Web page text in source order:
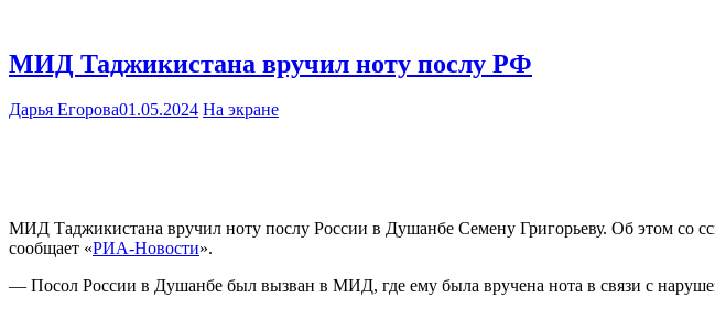
МИД Таджикистана вручил ноту послу РФ
Дарья Егорова01.05.2024 На экране
МИД Таджикистана вручил ноту послу России в Душанбе Семену Григорьеву. Об этом со
сообщает «РИА-Новости».
— Посол России в Душанбе был вызван в МИД, где ему была вручена нота в связи с